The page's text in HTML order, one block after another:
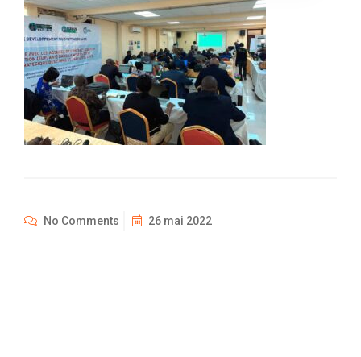
No Comments 26 mai 2022